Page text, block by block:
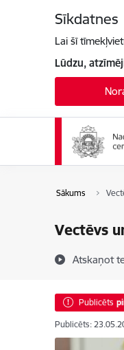
Sīkdatnes
Lai šī
Lūdzu,
Sākums
Vectēvs
Atskaņot
Publicēts
Publicēts: